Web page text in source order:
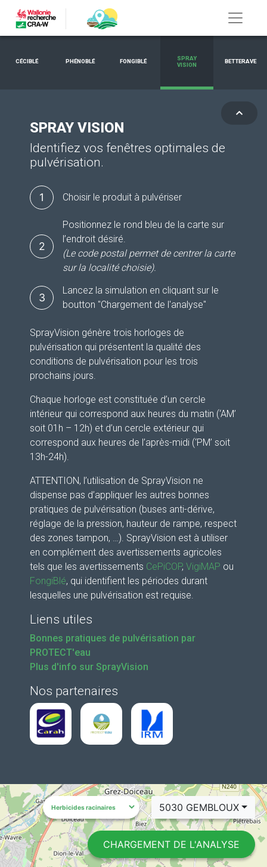
CÉCIBLÉ PHÉNOBLÉ FONGIBLÉ
SPRAY
VISION
BETTERAVE
SPRAY VISION
Identifiez vos fenêtres optimales de
pulvérisation.
1 Choisir le produit à pulvériser
2
Positionnez le rond bleu de la carte sur
l’endroit désiré.
(Le code postal permet de centrer la carte
sur la localité choisie).
3
Lancez la simulation en cliquant sur le
boutton "Chargement de l'analyse"
SprayVision génère trois horloges de
pulvérisation qui présentent la qualité des
conditions de pulvérisation pour les trois
prochains jours.
Chaque horloge est constituée d’un cercle
intérieur qui correspond aux heures du matin (‘AM’
soit 01h – 12h) et d’un cercle extérieur qui
correspond aux heures de l’après-midi (‘PM’ soit
13h-24h).
ATTENTION, l’utilisation de SprayVision ne
dispense pas d’appliquer les autres bonnes
pratiques de pulvérisation (buses anti-dérive,
réglage de la pression, hauteur de rampe, respect
des zones tampon, …). SprayVision est à utiliser
en complément des avertissements agricoles
tels que les avertissements CePiCOP, VigiMAP ou
FongiBlé, qui identifient les périodes durant
lesquelles une pulvérisation est requise.
Liens utiles
Bonnes pratiques de pulvérisation par
PROTECT'eau
Plus d'info sur SprayVision
Nos partenaires
5030 GEMBLOUX
CHARGEMENT DE L'ANALYSE